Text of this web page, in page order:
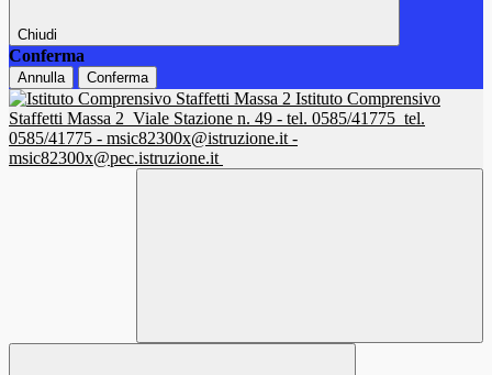
Chiudi
Conferma
Annulla Conferma
Istituto Comprensivo
Staffetti Massa 2 Viale Stazione n. 49 - tel. 0585/41775 tel.
0585/41775 - msic82300x@istruzione.it -
msic82300x@pec.istruzione.it